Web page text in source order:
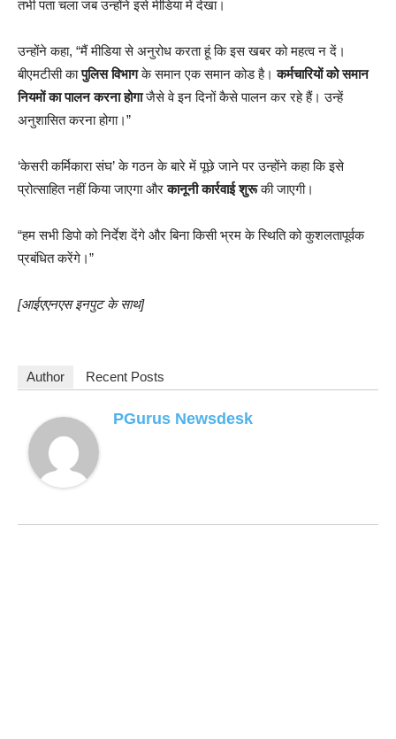
तभी पता चला जब उन्होंने इसे मीडिया में देखा।
उन्होंने कहा, “मैं मीडिया से अनुरोध करता हूं कि इस खबर को महत्व न दें।
बीएमटीसी कापुलिस विभागके समान एक समान कोड है।कर्मचारियों को समान
नियमों का पालन करना होगाजैसे वे इन दिनों कैसे पालन कर रहे हैं। उन्हें
अनुशासित करना होगा।”
‘केसरी कर्मिकारा संघ’ के गठन के बारे में पूछे जाने पर उन्होंने कहा कि इसे
प्रोत्साहित नहीं किया जाएगा औरकानूनी कार्रवाई शुरूकी जाएगी।
“हम सभी डिपो को निर्देश देंगे और बिना किसी भ्रम के स्थिति को कुशलतापूर्वक
प्रबंधित करेंगे।”
[आईएएनएस इनपुट के साथ]
Author Recent Posts
PGurus Newsdesk